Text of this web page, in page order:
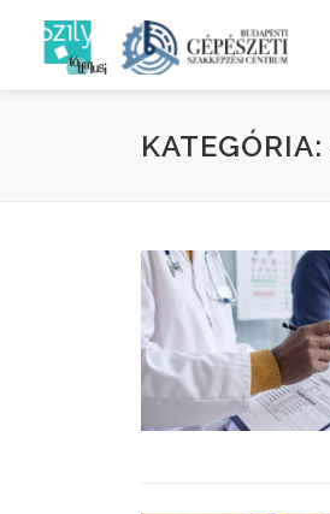
tartalomhoz
KATEGÓRIA: